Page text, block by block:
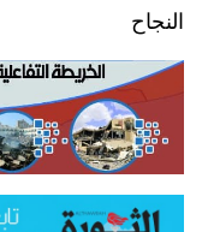
النجاح